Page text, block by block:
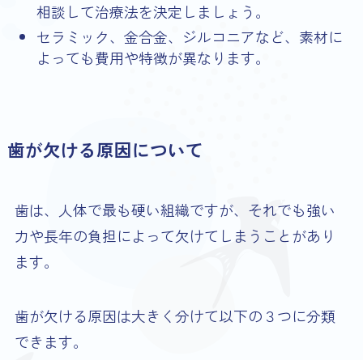
相談して治療法を決定しましょう。
セラミック、金合金、ジルコニアなど、素材に
よっても費用や特徴が異なります。
歯が欠ける原因について
歯は、人体で最も硬い組織ですが、それでも強い
力や長年の負担によって欠けてしまうことがあり
ます。
歯が欠ける原因は大きく分けて以下の３つに分類
できます。